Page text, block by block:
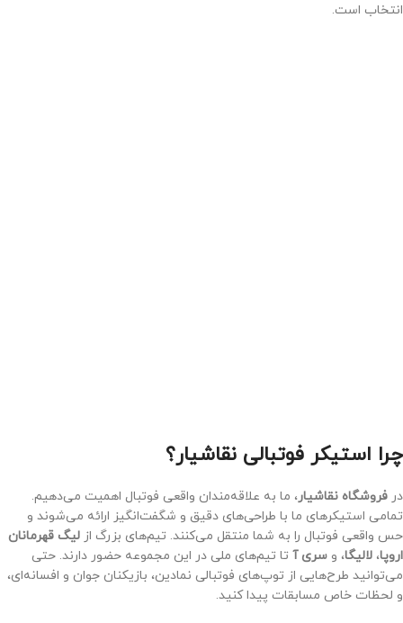
انتخاب است.
چرا استیکر فوتبالی نقاشیار؟
در فروشگاه نقاشیار، ما به علاقه‌مندان واقعی فوتبال اهمیت می‌دهیم.
تمامی استیکرهای ما با طراحی‌های دقیق و شگفت‌انگیز ارائه می‌شوند و
حس واقعی فوتبال را به شما منتقل می‌کنند. تیم‌های بزرگ از لیگ قهرمانان
اروپا، لالیگا، و سری آ تا تیم‌های ملی در این مجموعه حضور دارند. حتی
می‌توانید طرح‌هایی از توپ‌های فوتبالی نمادین، بازیکنان جوان و افسانه‌ای،
و لحظات خاص مسابقات پیدا کنید.